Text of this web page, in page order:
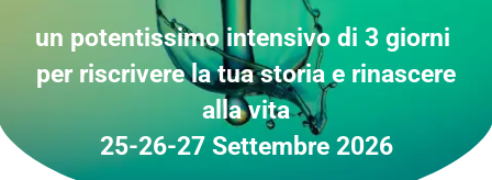
un potentissimo intensivo di 3 giorni
per riscrivere la tua storia e rinascere
alla vita
25-26-27 Settembre 2026